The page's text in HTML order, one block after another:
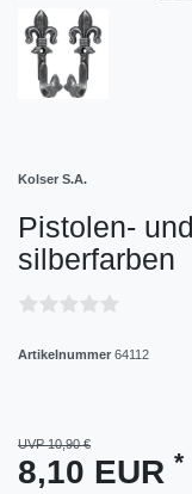
Kolser S.A.
Pistolen-
silberfarben
Artikelnummer 64112
UVP 10,90 €
8,10 EUR *